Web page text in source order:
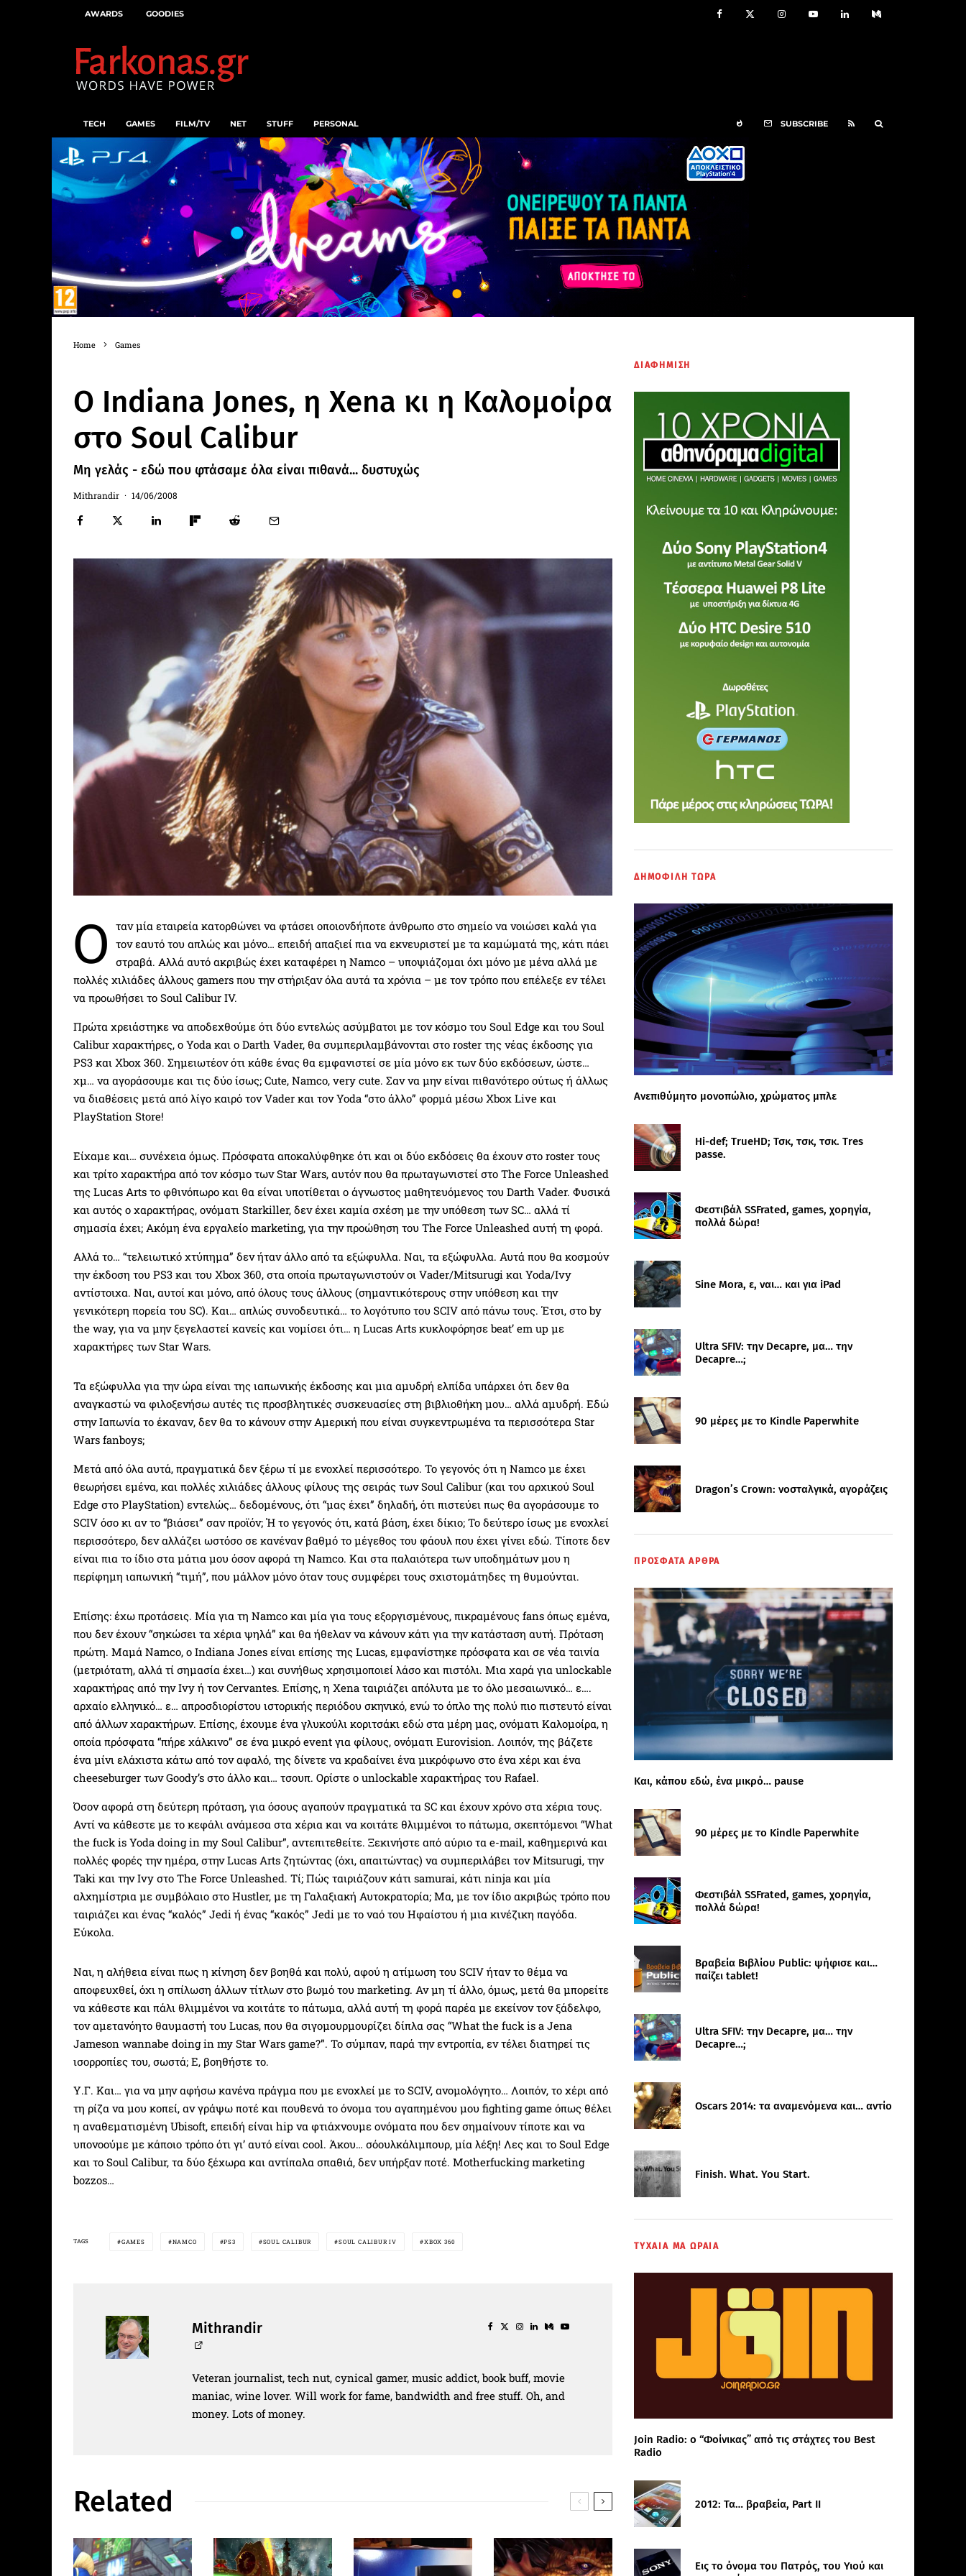
AWARDS GOODIES
TECH GAMES FILM/TV NET STUFF PERSONAL SUBSCRIBE
Home Games
Ο Indiana Jones, η Xena κι η Καλομοίρα
στο Soul Calibur
Μη γελάς - εδώ που φτάσαμε όλα είναι πιθανά... δυστυχώς
Mithrandir · 14/06/2008
Ό ταν μία εταιρεία κατορθώνει να φτάσει οποιονδήποτε άνθρωπο στο σημείο να νοιώσει καλά για
τον εαυτό του απλώς και μόνο… επειδή απαξιεί πια να εκνευριστεί με τα καμώματά της, κάτι πάει
στραβά. Αλλά αυτό ακριβώς έχει καταφέρει η Namco – υποψιάζομαι όχι μόνο με μένα αλλά με
πολλές χιλιάδες άλλους gamers που την στήριξαν όλα αυτά τα χρόνια – με τον τρόπο που επέλεξε εν τέλει
να προωθήσει το Soul Calibur IV.
Πρώτα χρειάστηκε να αποδεχθούμε ότι δύο εντελώς ασύμβατοι με τον κόσμο του Soul Edge και του Soul
Calibur χαρακτήρες, ο Yoda και ο Darth Vader, θα συμπεριλαμβάνονται στο roster της νέας έκδοσης για
PS3 και Xbox 360. Σημειωτέον ότι κάθε ένας θα εμφανιστεί σε μία μόνο εκ των δύο εκδόσεων, ώστε…
χμ… να αγοράσουμε και τις δύο ίσως; Cute, Namco, very cute. Σαν να μην είναι πιθανότερο ούτως ή άλλως
να διαθέσεις μετά από λίγο καιρό τον Vader και τον Yoda “στο άλλο” φορμά μέσω Xbox Live και
PlayStation Store!
Είχαμε και… συνέχεια όμως. Πρόσφατα αποκαλύφθηκε ότι και οι δύο εκδόσεις θα έχουν στο roster τους
και τρίτο χαρακτήρα από τον κόσμο των Star Wars, αυτόν που θα πρωταγωνιστεί στο The Force Unleashed
της Lucas Arts το φθινόπωρο και θα είναι υποτίθεται ο άγνωστος μαθητευόμενος του Darth Vader. Φυσικά
και αυτός ο χαρακτήρας, ονόματι Starkiller, δεν έχει καμία σχέση με την υπόθεση των SC… αλλά τί
σημασία έχει; Ακόμη ένα εργαλείο marketing, για την προώθηση του The Force Unleashed αυτή τη φορά.
Αλλά το… “τελειωτικό χτύπημα” δεν ήταν άλλο από τα εξώφυλλα. Ναι, τα εξώφυλλα. Αυτά που θα κοσμούν
την έκδοση του PS3 και του Xbox 360, στα οποία πρωταγωνιστούν οι Vader/Mitsurugi και Yoda/Ivy
αντίστοιχα. Ναι, αυτοί και μόνο, από όλους τους άλλους (σημαντικότερους στην υπόθεση και την
γενικότερη πορεία του SC). Και… απλώς συνοδευτικά… το λογότυπο του SCIV από πάνω τους. Έτσι, στο by
the way, για να μην ξεγελαστεί κανείς και νομίσει ότι… η Lucas Arts κυκλοφόρησε beat’ em up με
χαρακτήρες των Star Wars.
Τα εξώφυλλα για την ώρα είναι της ιαπωνικής έκδοσης και μια αμυδρή ελπίδα υπάρχει ότι δεν θα
αναγκαστώ να φιλοξενήσω αυτές τις προσβλητικές συσκευασίες στη βιβλιοθήκη μου… αλλά αμυδρή. Εδώ
στην Ιαπωνία το έκαναν, δεν θα το κάνουν στην Αμερική που είναι συγκεντρωμένα τα περισσότερα Star
Wars fanboys;
Μετά από όλα αυτά, πραγματικά δεν ξέρω τί με ενοχλεί περισσότερο. Το γεγονός ότι η Namco με έχει
θεωρήσει εμένα, και πολλές χιλιάδες άλλους φίλους της σειράς των Soul Calibur (και του αρχικού Soul
Edge στο PlayStation) εντελώς… δεδομένους, ότι “μας έχει” δηλαδή, ότι πιστεύει πως θα αγοράσουμε το
SCIV όσο κι αν το “βιάσει” σαν προϊόν; Ή το γεγονός ότι, κατά βάση, έχει δίκιο; Το δεύτερο ίσως με ενοχλεί
περισσότερο, δεν αλλάζει ωστόσο σε κανέναν βαθμό το μέγεθος του φάουλ που έχει γίνει εδώ. Τίποτε δεν
είναι πια το ίδιο στα μάτια μου όσον αφορά τη Namco. Και στα παλαιότερα των υποδημάτων μου η
περίφημη ιαπωνική “τιμή”, που μάλλον μόνο όταν τους συμφέρει τους σχιστομάτηδες τη θυμούνται.
Επίσης: έχω προτάσεις. Μία για τη Namco και μία για τους εξοργισμένους, πικραμένους fans όπως εμένα,
που δεν έχουν “σηκώσει τα χέρια ψηλά” και θα ήθελαν να κάνουν κάτι για την κατάσταση αυτή. Πρόταση
πρώτη. Μαμά Namco, ο Indiana Jones είναι επίσης της Lucas, εμφανίστηκε πρόσφατα και σε νέα ταινία
(μετριότατη, αλλά τί σημασία έχει…) και συνήθως χρησιμοποιεί λάσο και πιστόλι. Μια χαρά για unlockable
χαρακτήρας από την Ivy ή τον Cervantes. Επίσης, η Xena ταιριάζει απόλυτα με το όλο μεσαιωνικό… ε….
αρχαίο ελληνικό… ε… απροσδιορίστου ιστορικής περιόδου σκηνικό, ενώ το όπλο της πολύ πιο πιστευτό είναι
από άλλων χαρακτήρων. Επίσης, έχουμε ένα γλυκούλι κοριτσάκι εδώ στα μέρη μας, ονόματι Καλομοίρα, η
οποία πρόσφατα “πήρε χάλκινο” σε ένα μικρό event για φίλους, ονόματι Eurovision. Λοιπόν, της βάζετε
ένα μίνι ελάχιστα κάτω από τον αφαλό, της δίνετε να κραδαίνει ένα μικρόφωνο στο ένα χέρι και ένα
cheeseburger των Goody’s στο άλλο και… τσουπ. Ορίστε ο unlockable χαρακτήρας του Rafael.
Όσον αφορά στη δεύτερη πρόταση, για όσους αγαπούν πραγματικά τα SC και έχουν χρόνο στα χέρια τους.
Αντί να κάθεστε με το κεφάλι ανάμεσα στα χέρια και να κοιτάτε θλιμμένοι το πάτωμα, σκεπτόμενοι “What
the fuck is Yoda doing in my Soul Calibur”, αντεπιτεθείτε. Ξεκινήστε από αύριο τα e-mail, καθημερινά και
πολλές φορές την ημέρα, στην Lucas Arts ζητώντας (όχι, απαιτώντας) να συμπεριλάβει τον Mitsurugi, την
Taki και την Ivy στο The Force Unleashed. Τί; Πώς ταιριάζουν κάτι samurai, κάτι ninja και μία
αλχημίστρια με συμβόλαιο στο Hustler, με τη Γαλαξιακή Αυτοκρατορία; Μα, με τον ίδιο ακριβώς τρόπο που
ταιριάζει και ένας “καλός” Jedi ή ένας “κακός” Jedi με το ναό του Ηφαίστου ή μια κινέζικη παγόδα.
Εύκολα.
Ναι, η αλήθεια είναι πως η κίνηση δεν βοηθά και πολύ, αφού η ατίμωση του SCIV ήταν το θέμα να
αποφευχθεί, όχι η σπίλωση άλλων τίτλων στο βωμό του marketing. Αν μη τί άλλο, όμως, μετά θα μπορείτε
να κάθεστε και πάλι θλιμμένοι να κοιτάτε το πάτωμα, αλλά αυτή τη φορά παρέα με εκείνον τον ξάδελφο,
τον αμετανόητο θαυμαστή του Lucas, που θα σιγομουρμουρίζει δίπλα σας “What the fuck is a Jena
Jameson wannabe doing in my Star Wars game?”. Το σύμπαν, παρά την εντροπία, εν τέλει διατηρεί τις
ισορροπίες του, σωστά; Ε, βοηθήστε το.
Υ.Γ. Και… για να μην αφήσω κανένα πράγμα που με ενοχλεί με το SCIV, ανομολόγητο… Λοιπόν, το χέρι από
τη ρίζα να μου κοπεί, αν γράψω ποτέ και πουθενά το όνομα του αγαπημένου μου fighting game όπως θέλει
η αναθεματισμένη Ubisoft, επειδή είναι hip να φτιάχνουμε ονόματα που δεν σημαίνουν τίποτε και να
υπονοούμε με κάποιο τρόπο ότι γι’ αυτό είναι cool. Άκου… σόουλκάλιμπουρ, μία λέξη! Λες και το Soul Edge
και το Soul Calibur, τα δύο ξέχωρα και αντίπαλα σπαθιά, δεν υπήρξαν ποτέ. Motherfucking marketing
bozzos…
TAGS GAMES NAMCO PS3 SOUL CALIBUR SOUL CALIBUR IV XBOX 360
Mithrandir
Veteran journalist, tech nut, cynical gamer, music addict, book buff, movie
maniac, wine lover. Will work for fame, bandwidth and free stuff. Oh, and
money. Lots of money.
Related
ΔΙΑΦΗΜΙΣΗ
ΔΗΜΟΦΙΛΗ ΤΩΡΑ
Ανεπιθύμητο μονοπώλιο, χρώματος μπλε
Hi-def; TrueHD; Τσκ, τσκ, τσκ. Tres
passe.
Φεστιβάλ SSFrated, games, χορηγία,
πολλά δώρα!
Sine Mora, ε, ναι… και για iPad
Ultra SFIV: την Decapre, μα… την
Decapre…;
90 μέρες με το Kindle Paperwhite
Dragon’s Crown: νοσταλγικά, αγοράζεις
ΠΡΟΣΦΑΤΑ ΑΡΘΡΑ
Και, κάπου εδώ, ένα μικρό… pause
90 μέρες με το Kindle Paperwhite
Φεστιβάλ SSFrated, games, χορηγία,
πολλά δώρα!
Βραβεία Βιβλίου Public: ψήφισε και…
παίζει tablet!
Ultra SFIV: την Decapre, μα… την
Decapre…;
Oscars 2014: τα αναμενόμενα και… αντίο
Finish. What. You Start.
ΤΥΧΑΙΑ ΜΑ ΩΡΑΙΑ
Join Radio: ο “Φοίνικας” από τις στάχτες του Best
Radio
2012: Τα… βραβεία, Part II
Εις το όνομα του Πατρός, του Υιού και